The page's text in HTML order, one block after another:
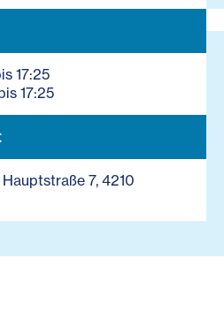
17:25
17:25
7, 4210